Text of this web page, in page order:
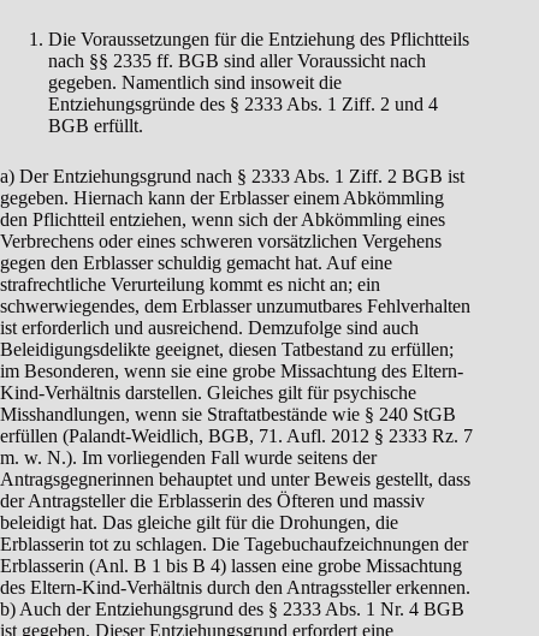
Die Voraussetzungen für die Entziehung des Pflichtteils
nach §§ 2335 ff. BGB sind aller Voraussicht nach
gegeben. Namentlich sind insoweit die
Entziehungsgründe des § 2333 Abs. 1 Ziff. 2 und 4
BGB erfüllt.
a) Der Entziehungsgrund nach § 2333 Abs. 1 Ziff. 2 BGB ist
gegeben. Hiernach kann der Erblasser einem Abkömmling
den Pflichtteil entziehen, wenn sich der Abkömmling eines
Verbrechens oder eines schweren vorsätzlichen Vergehens
gegen den Erblasser schuldig gemacht hat. Auf eine
strafrechtliche Verurteilung kommt es nicht an; ein
schwerwiegendes, dem Erblasser unzumutbares Fehlverhalten
ist erforderlich und ausreichend. Demzufolge sind auch
Beleidigungsdelikte geeignet, diesen Tatbestand zu erfüllen;
im Besonderen, wenn sie eine grobe Missachtung des Eltern-
Kind-Verhältnis darstellen. Gleiches gilt für psychische
Misshandlungen, wenn sie Straftatbestände wie § 240 StGB
erfüllen (Palandt-Weidlich, BGB, 71. Aufl. 2012 § 2333 Rz. 7
m. w. N.). Im vorliegenden Fall wurde seitens der
Antragsgegnerinnen behauptet und unter Beweis gestellt, dass
der Antragsteller die Erblasserin des Öfteren und massiv
beleidigt hat. Das gleiche gilt für die Drohungen, die
Erblasserin tot zu schlagen. Die Tagebuchaufzeichnungen der
Erblasserin (Anl. B 1 bis B 4) lassen eine grobe Missachtung
des Eltern-Kind-Verhältnis durch den Antragssteller erkennen.
b) Auch der Entziehungsgrund des § 2333 Abs. 1 Nr. 4 BGB
ist gegeben. Dieser Entziehungsgrund erfordert eine